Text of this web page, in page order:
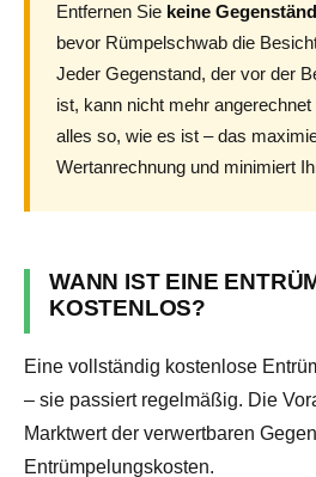
Entfernen Sie keine
bevor Rümpelschwab die
Jeder Gegenstand, der vor der
ist, kann nicht mehr
alles so, wie es ist – das
Wertanrechnung und minimiert
WANN IST EINE
KOSTENLOS?
Eine vollständig kostenlose
– sie passiert regelmäßig. Die
Marktwert der verwertbaren
Entrümpelungskosten.